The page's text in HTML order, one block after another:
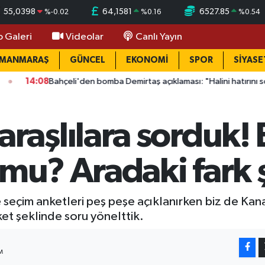
55,0398 %-0.02 64,1581 %0.16 6527.85 %0.54
Galeri Videolar Canlı Yayın
GÜNCEL EKONOMİ SPOR
bomba Demirtaş açıklaması: "Halini hatırını sorarım"
sorduk!
Aradaki fark
anketleri peş peşe açıklanırken biz de
şeklinde soru yönelttik.